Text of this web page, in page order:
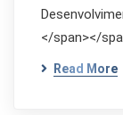
</span></
Read More